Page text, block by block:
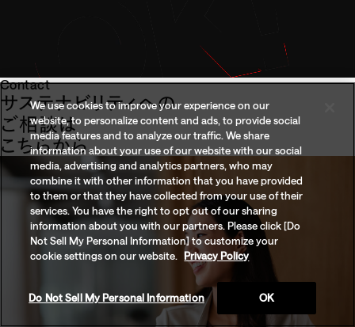
Contact
サステナビリティへの
ご相談は
こちらから。
We use cookies to improve your experience on our
website, to personalize content and ads, to provide social
media features and to analyze our traffic. We share
information about your use of our website with our social
media, advertising and analytics partners, who may
combine it with other information that you have provided
to them or that they have collected from your use of their
services. You have the right to opt out of our sharing
information about you with our partners. Please click [Do
Not Sell My Personal Information] to customize your
cookie settings on our website. Privacy Policy
Do Not Sell My Personal Information OK